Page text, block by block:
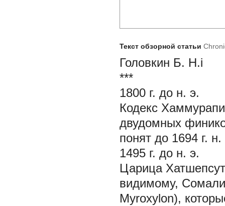
Текст обзорной статьи
Головкин Б. Н.i
***
1800 г. до н. э.
Кодекс
двудомных
понят до 1694 г. н.
1495 г. до н. э.
Царица
видимому,
Myroxylon),